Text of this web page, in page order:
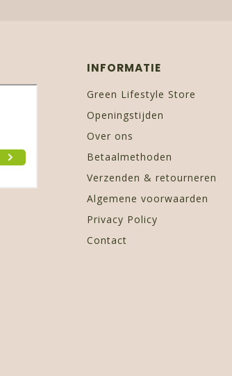
INFORMATIE
Green Lifestyle Store
Openingstijden
Over ons
Betaalmethoden
Verzenden & retourneren
Algemene voorwaarden
Privacy Policy
Contact